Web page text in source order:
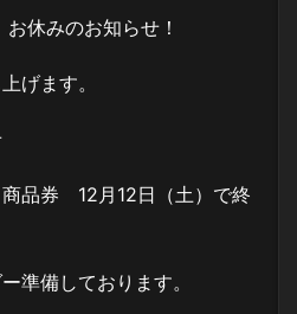
休みのお知らせ！
げます。
品券 12月12日（土）で終
準備しております。